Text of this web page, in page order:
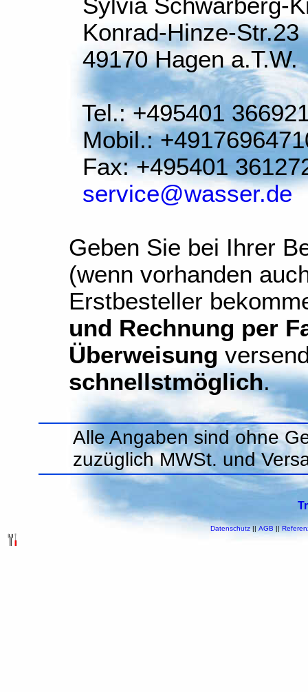
Sylvia Schwarberg-
Konrad-Hinze-Str.23
49170 Hagen a.T.W.
Tel.: +495401
Mobil.:
Fax: +495401
service@wasser.de
Geben Sie bei Ihrer
(wenn vorhanden
Erstbesteller
und Rechnung per
Überweisung
schnellstmöglich.
Alle Angaben sind ohne
zuzüglich MWSt. und
Datenschutz||AGB ||